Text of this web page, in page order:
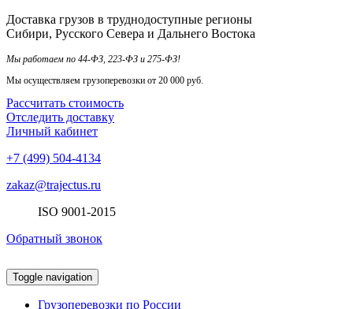
Доставка грузов в труднодоступные регионы
Сибири, Русского Севера и Дальнего Востока
Мы работаем по 44-ФЗ, 223-ФЗ и 275-ФЗ!
Мы осуществляем грузоперевозки от 20 000 руб.
Рассчитать стоимость
Отследить доставку
Личный кабинет
+7 (499) 504-4134
zakaz@trajectus.ru
ISO 9001-2015
Обратный звонок
Toggle navigation
Грузоперевозки по России